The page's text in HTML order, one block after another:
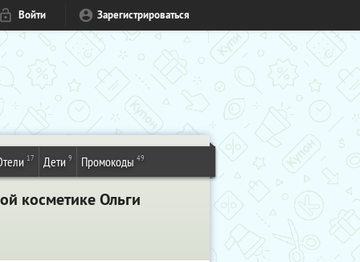
Войти Зарегистрироваться
17 Дети 9 Промокоды 49
косметике Ольги